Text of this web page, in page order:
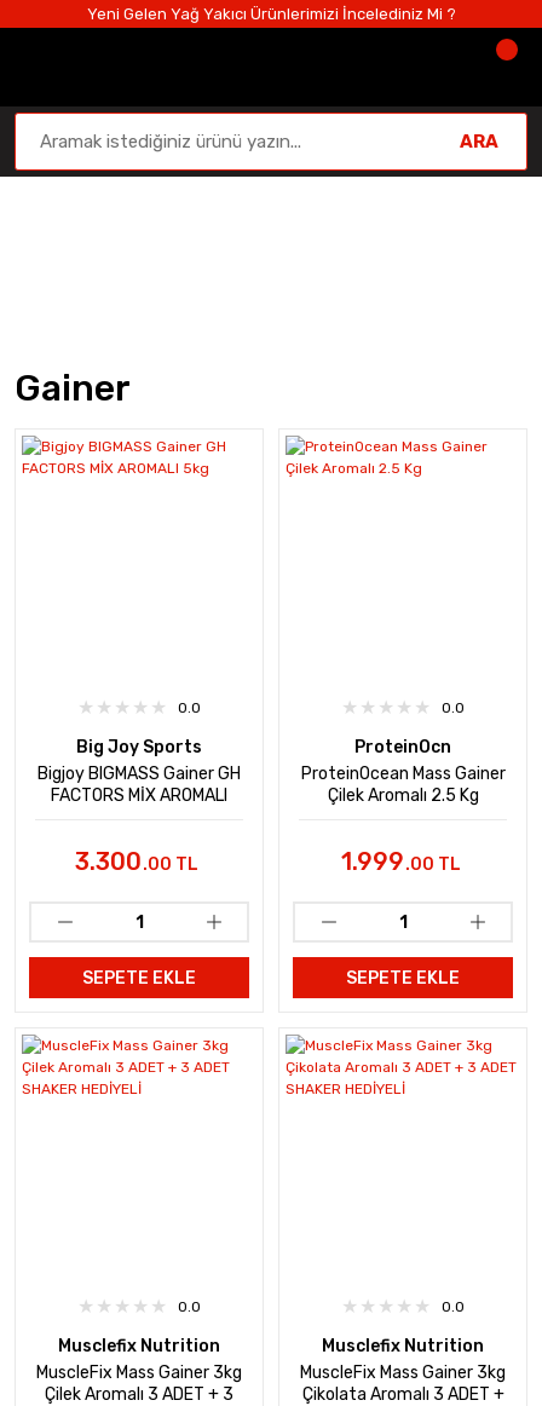
Yeni Gelen Yağ Yakıcı Ürünlerimizi İncelediniz Mi ?
ARA
Gainer
0.0
Big Joy Sports
Bigjoy BIGMASS Gainer GH
FACTORS MİX AROMALI
3.300.00 TL
SEPETE EKLE
0.0
ProteinOcn
ProteinOcean Mass Gainer
Çilek Aromalı 2.5 Kg
1.999.00 TL
SEPETE EKLE
0.0
Musclefix Nutrition
MuscleFix Mass Gainer 3kg
Çilek Aromalı 3 ADET + 3
0.0
Musclefix Nutrition
MuscleFix Mass Gainer 3kg
Çikolata Aromalı 3 ADET +